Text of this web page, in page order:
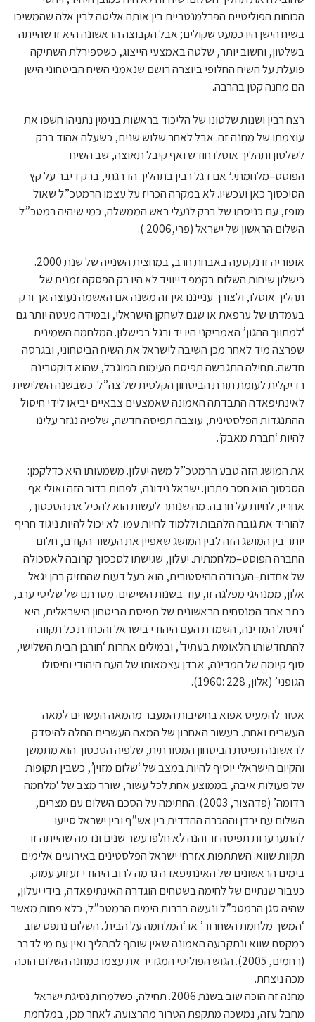
הכוחות הפוליטיים הפרלמנטריים בין אותה אליטה לבין אלה שהמשיכו
בשיח הישן היו כמעט שקולים; אבל הקבוצה הראשונה היא זו שהייתה
בשלטון, וחשוב יותר, שלטה באמצעי הייצוג, כשספירלת השתיקה
פועלת על השיח החלופי ביוצרה רושם שנאמני השיח הביטחוני הישן
הם מחנה קטן בהרבה.
רצח רבין ושנות שלטונו של הליכוד בראשות בנימין נתניהו חשפו את
עוצמתו של מחנה זה. אבל לאחר שלוש שנים, כשעלה אהוד ברק
לשלטון ותהליך אוסלו חודש ואף קיבל תאוצה, שב השיח
הפוסט–מלחמתי.1 אם דגל רבין בתהליך הדרגתי, ברק דיבר על קץ
הסיכסוך כאן ועכשיו. לא במקרה הכריז על עצמו הרמטכ”ל שאול
מופז, עם כניסתו של ברק לנעלי ראש הממשלה, כמי שיהיה רמטכ”ל
השלום הראשון של ישראל (פרי,2006 ).
אופוריה זו נקטעה באבחת חרב, במחצית השנייה של שנת 2000.
כישלון שיחות השלום בקמפ דייוויד לא היו רק הפסקה זמנית של
תהליך אוסלו, ולצורך ענייננו אין זה משנה אם האשמה נעוצה אך ורק
בעמדתו של ערפאת או שגם לשחקן הישראלי, ובמידה מעטה יותר גם
‘למתווך ההגון’ האמריקני היו יד ורגל בכישלון. המלחמה השמינית
שפרצה מיד לאחר מכן השיבה לישראל את השיח הביטחוני, ובגרסה
חדשה. תחילה התגבשה תפיסת העימות המוגבל, שהוא דוקטרינה
רדיקלית לעומת תורת הביטחון הקלסית של צה”ל. כשבשנה השלישית
לאינתיפאדה התבדתה האמונה שאמצעים צבאיים יביאו לידי חיסול
ההתנגדות הפלסטינית, עוצבה תפיסה חדשה, שלפיה נגזר עלינו
להיות ‘חברת מאבק’.
את המושג הזה טבע הרמטכ”ל משה יעלון. משמעותו היא כדלקמן:
הסכסוך הוא חסר פתרון. ישראל נידונה, לפחות בדור הזה ואולי אף
אחריו, לחיות על חרבה. מה שנותר לעשות הוא להכיל את הסכסוך,
להוריד את גובה הלהבות וללמוד לחיות עמו. לא יכול להיות ניגוד חריף
יותר בין המושג הזה לבין המושג שאפיין את העשור הקודם, חלום
החברה הפוסט–מלחמתית. יעלון, שגישתו לסכסוך קרובה לאסכולה
של אחדות–העבודה ההיסטורית, הוא בעל דעות שהחזיק בהן יגאל
אלון, ממנהיגי מפלגה זו, עוד בשנות השישים. מטרתם של שליטי ערב,
כתב אחד המנסחים הראשונים של תפיסת הביטחון הישראלית, היא
‘חיסול המדינה, השמדת העם היהודי בישראל והכחדת כל תקווה
להתחדשותו הלאומית בעתיד’, ובמילים אחרות ‘חורבן הבית השלישי,
סוף קיומה של המדינה, אבדן עצמאותו של העם היהודי וחיסולו
הגופני’ (אלון, 228 :1960).
אסור להמעיט אפוא בחשיבות המעבר מהמאה העשרים למאה
העשרים ואחת. בעשור האחרון של המאה העשרים החלה להיסדק
לראשונה תפיסת הביטחון המסורתית, שלפיה הסכסוך הוא מתמשך
והקיום הישראלי יוסיף להיות במצב של ‘שלום מזוין’, כשבין תקופות
של פעולות איבה, בממוצע אחת לכל עשור, שורר מצב של ‘מלחמה
רדומה’ (פדהצור, 2003). החתימה על הסכם השלום עם מצרים,
השלום עם ירדן וההכרה ההדדית בין אש”ף ובין ישראל סייעו
להתערערות תפיסה זו. והנה לא חלפו עשר שנים ונדמה שהייתה זו
תקוות שווא. השתתפות אזרחי ישראל הפלסטינים באירועים אלימים
בימים הראשונים של האינתיפאדה גרמה לרוב היהודי זעזוע עמוק.
כעבור שנתיים של לחימה בשטחים הוגדרה האינתיפאדה, בידי יעלון,
שהיה סגן הרמטכ”ל ונעשה ברבות הימים הרמטכ”ל, כלא פחות מאשר
‘המשך מלחמת השחרור’ או ‘המלחמה על הבית’. השלום נתפס שוב
כמקסם שווא ונתקבעה האמונה שאין שותף לתהליך ואין עם מי לדבר
(רחמים, 2005). הגוש הפוליטי המגדיר את עצמו כמחנה השלום הוכה
מכה ניצחת.
מחנה זה הוכה שוב בשנת 2006. תחילה, כשלמרות נסיגת ישראל
מחבל עזה, נמשכה מתקפת הטרור מהרצועה. לאחר מכן, במלחמת